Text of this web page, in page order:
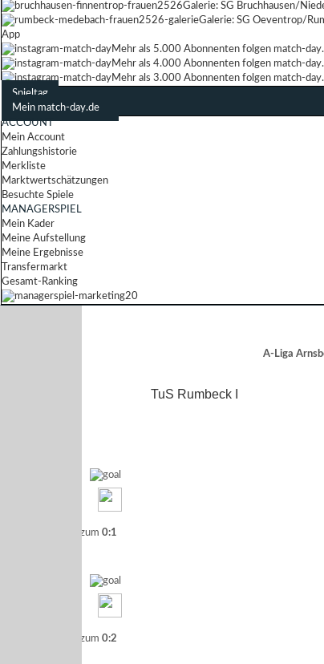
Galerie: SG Bruchhausen/
Galerie: SG Oeventrop/
App
Mehr als 5.000 Abonnenten folgen match-
Mehr als 4.000 Abonnenten folgen match-
Mehr als 3.000 Abonnenten folgen match-
Spieltag
Mein match-day.de
ACCOUNT
Mein Account
Zahlungshistorie
Merkliste
Marktwertschätzungen
Besuchte Spiele
MANAGERSPIEL
Mein Kader
Meine Aufstellung
Meine Ergebnisse
Transfermarkt
Gesamt-Ranking
A-Liga
TuS Rumbeck I
Tor zum 0:1
Tor zum 0:2